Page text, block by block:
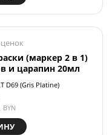
(маркер 2 в 1)
и царапин 20мл
D69 (Gris Platine)
BYN